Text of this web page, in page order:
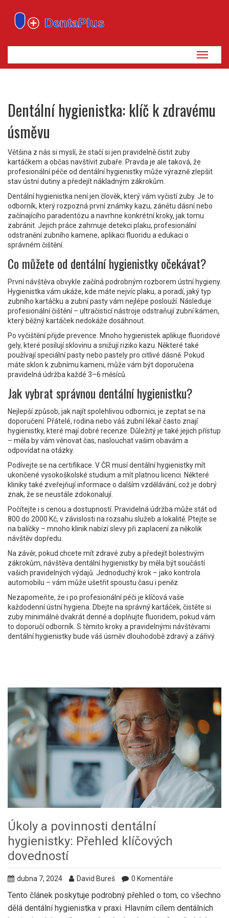
Zobrazit
navigaci
Dentální hygienistka: klíč k zdravému
úsměvu
Většina z nás si myslí, že stačí si jen pravidelně čistit zuby
kartáčkem a občas navštívit zubaře. Pravda je ale taková, že
profesionální péče od dentální hygienistky může výrazně zlepšit
stav ústní dutiny a předejít nákladným zákrokům.
Dentální hygienistka není jen člověk, který vám vyčistí zuby. Je to
odborník, který rozpozná první známky kazu, zánětu dásní nebo
začínajícího paradentózu a navrhne konkrétní kroky, jak tomu
zabránit. Jejich práce zahrnuje detekci plaku, profesionální
odstranění zubního kamene, aplikaci fluoridu a edukaci o
správném čištění.
Co můžete od dentální hygienistky očekávat?
První návštěva obvykle začíná podrobným rozborem ústní hygieny.
Hygienistka vám ukáže, kde máte nejvíc plaku, a poradí, jaký typ
zubního kartáčku a zubní pasty vám nejlépe poslouží. Následuje
profesionální čištění – ultračisticí nástroje odstraňují zubní kámen,
který běžný kartáček nedokáže dosáhnout.
Po vyčištění přijde prevence. Mnoho hygienistek aplikuje fluoridové
gely, které posilují sklovinu a snižují riziko kazu. Některé také
používají speciální pasty nebo pastely pro citlivé dásně. Pokud
máte sklon k zubnímu kameni, může vám být doporučena
pravidelná údržba každé 3–6 měsíců.
Jak vybrat správnou dentální hygienistku?
Nejlepší způsob, jak najít spolehlivou odbornici, je zeptat se na
doporučení. Přátelé, rodina nebo váš zubní lékař často znají
hygienistky, které mají dobré recenze. Důležitý je také jejich přístup
– měla by vám věnovat čas, naslouchat vašim obavám a
odpovídat na otázky.
Podívejte se na certifikace. V ČR musí dentální hygienistky mít
ukončené vysokoškolské studium a mít platnou licenci. Některé
kliniky také zveřejňují informace o dalším vzdělávání, což je dobrý
znak, že se neustále zdokonalují.
Počítejte i s cenou a dostupností. Pravidelná údržba může stát od
800 do 2000 Kč, v závislosti na rozsahu služeb a lokalitě. Ptejte se
na balíčky – mnoho klinik nabízí slevy při zaplacení za několik
návštěv dopředu.
Na závěr, pokud chcete mít zdravé zuby a předejít bolestivým
zákrokům, návštěva dentální hygienistky by měla být součástí
vašich pravidelných výdajů. Jednoduchý krok – jako kontrola
automobilu – vám může ušetřit spoustu času i peněz.
Nezapomeňte, že i po profesionální péči je klíčová vaše
každodenní ústní hygiena. Dbejte na správný kartáček, čistěte si
zuby minimálně dvakrát denně a doplňujte fluoridem, pokud vám
to doporučí odborník. S těmito kroky a pravidelnými návštěvami
dentální hygienistky bude váš úsměv dlouhodobě zdravý a zářivý.
Úkoly a povinnosti dentální
hygienistky: Přehled klíčových
dovedností
dubna 7, 2024 David Bureš 0 Komentáře
Tento článek poskytuje podrobný přehled o tom, co všechno
dělá dentální hygienistka v praxi. Hlavním cílem dentálních